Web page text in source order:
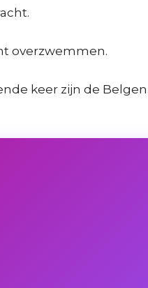
overzwemmen.
keer zijn de